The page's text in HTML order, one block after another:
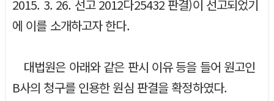
2015. 3. 26. 선고 2012다25432 판결)이 선고되었기
에 이를 소개하고자 한다.
대법원은 아래와 같은 판시 이유 등을 들어 원고인
B사의 청구를 인용한 원심 판결을 확정하였다.